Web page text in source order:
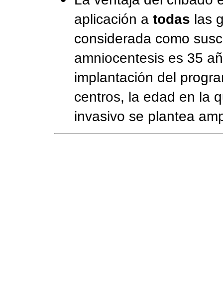
aplicación a todas las
considerada como
amniocentesis es 35
implantación del
centros, la edad en la
invasivo se plantea